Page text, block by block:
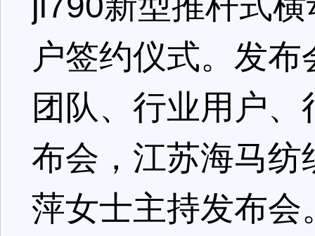
户签约仪式。发
团队、行业用户
布会，江苏海马
萍女士主持发布